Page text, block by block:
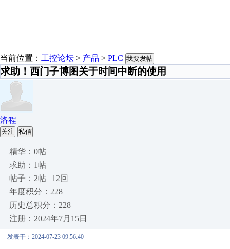
当前位置： 工控论坛 > 产品 > PLC 我要发帖
求助！西门子博图关于时间中断的使用
洛程
关注 私信
精华：0帖
求助：1帖
帖子：2帖 | 12回
年度积分：228
历史总积分：228
注册：2024年7月15日
发表于：2024-07-23 09:56:40